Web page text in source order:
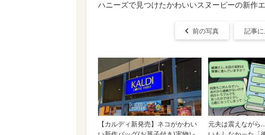
ハニーズで見つけたかわいいスヌーピーの新作
前の写真 記事